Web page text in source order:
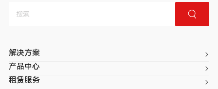
解决方案
产品中心
租赁服务